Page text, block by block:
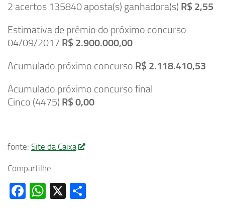
2 acertos 135840 aposta(s) ganhadora(s) R$ 2,55
Estimativa de prêmio do próximo concurso
04/09/2017 R$ 2.900.000,00
Acumulado próximo concurso R$ 2.118.410,53
Acumulado próximo concurso final
Cinco (4475) R$ 0,00
fonte: Site da Caixa
Compartilhe:
Facebook
WhatsApp
X